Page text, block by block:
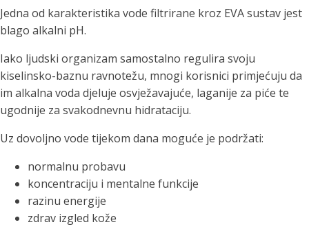
Jedna od karakteristika vode filtrirane kroz EVA sustav jest
blago alkalni pH.
Iako ljudski organizam samostalno regulira svoju
kiselinsko-baznu ravnotežu, mnogi korisnici primjećuju da
im alkalna voda djeluje osvježavajuće, laganije za piće te
ugodnije za svakodnevnu hidrataciju.
Uz dovoljno vode tijekom dana moguće je podržati:
normalnu probavu
koncentraciju i mentalne funkcije
razinu energije
zdrav izgled kože